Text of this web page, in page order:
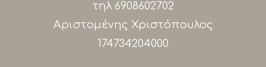
τηλ 6908602702
Αριστομένης Χριστόπουλος
174734204000